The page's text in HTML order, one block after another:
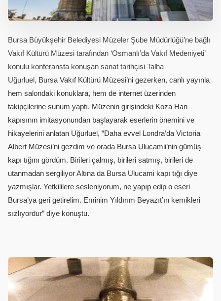
Bursa Büyükşehir Belediyesi Müzeler Şube Müdürlüğü’ne bağlı
Vakıf Kültürü Müzesi tarafından ‘Osmanlı’da Vakıf Medeniyeti’
konulu konferansta konuşan sanat tarihçisi Talha
Uğurluel, Bursa Vakıf Kültürü Müzesi’ni gezerken, canlı yayınla
hem salondaki konuklara, hem de internet üzerinden
takipçilerine sunum yaptı. Müzenin girişindeki Koza Han
kapısının imitasyonundan başlayarak eserlerin önemini ve
hikayelerini anlatan Uğurluel, “Daha evvel Londra’da Victoria
Albert Müzesi’ni gezdim ve orada Bursa Ulucamii’nin gümüş
kapı tığını gördüm. Birileri çalmış, birileri satmış, birileri de
utanmadan sergiliyor Altına da Bursa Ulucami kapı tığı diye
yazmışlar. Yetkililere sesleniyorum, ne yapıp edip o eseri
Bursa’ya geri getirelim. Eminim Yıldırım Beyazıt’ın kemikleri
sızlıyordur” diye konuştu.